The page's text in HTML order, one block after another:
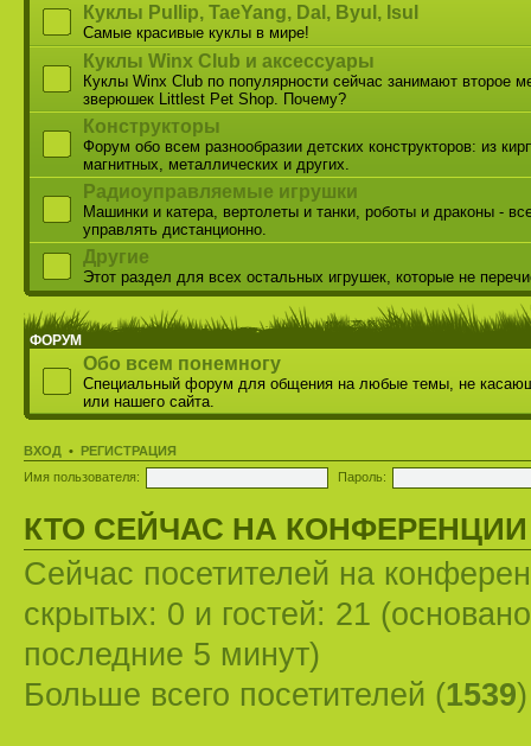
Куклы Pullip, TaeYang, Dal, Byul, Isul
Самые красивые куклы в мире!
Куклы Winx Club и аксессуары
Куклы Winx Club по популярности сейчас занимают второе
зверюшек Littlest Pet Shop. Почему?
Конструкторы
Форум обо всем разнообразии детских конструкторов: из
магнитных, металлических и других.
Радиоуправляемые игрушки
Машинки и катера, вертолеты и танки, роботы и драконы -
управлять дистанционно.
Другие
Этот раздел для всех остальных игрушек, которые не
ФОРУМ
Обо всем понемногу
Специальный форум для общения на любые темы, не
или нашего сайта.
ВХОД • РЕГИСТРАЦИЯ
Имя пользователя:
Пароль:
КТО СЕЙЧАС НА КОНФЕРЕНЦИИ
Сейчас посетителей на
скрытых: 0 и гостей: 21
последние 5 минут)
Больше всего посетителей (1539